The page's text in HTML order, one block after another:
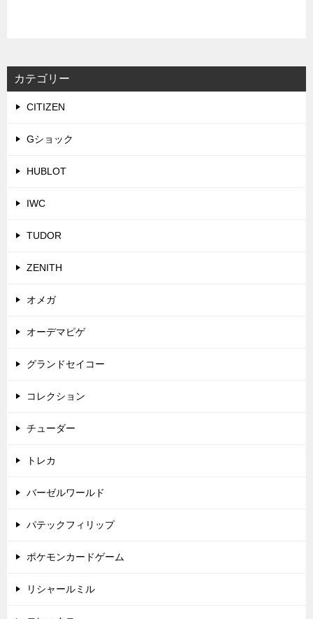
カテゴリー
CITIZEN
Gショック
HUBLOT
IWC
TUDOR
ZENITH
オメガ
オーデマピゲ
グランドセイコー
コレクション
チューダー
トレカ
バーゼルワールド
パテックフィリップ
ポケモンカードゲーム
リシャールミル